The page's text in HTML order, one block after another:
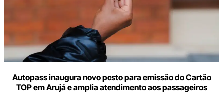
Autopass inaugura novo posto para emissão do Cartão
TOP em Arujá e amplia atendimento aos passageiros